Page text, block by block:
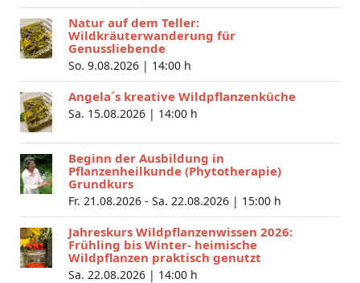
Natur auf dem Teller:
Wildkräuterwanderung für
Genussliebende
So. 9.08.2026 | 14:00 h
Angela´s kreative Wildpflanzenküche
Sa. 15.08.2026 | 14:00 h
Beginn der Ausbildung in
Pflanzenheilkunde (Phytotherapie)
Grundkurs
Fr. 21.08.2026 - Sa. 22.08.2026 | 15:00 h
Jahreskurs Wildpflanzenwissen 2026:
Frühling bis Winter- heimische
Wildpflanzen praktisch genutzt
Sa. 22.08.2026 | 14:00 h